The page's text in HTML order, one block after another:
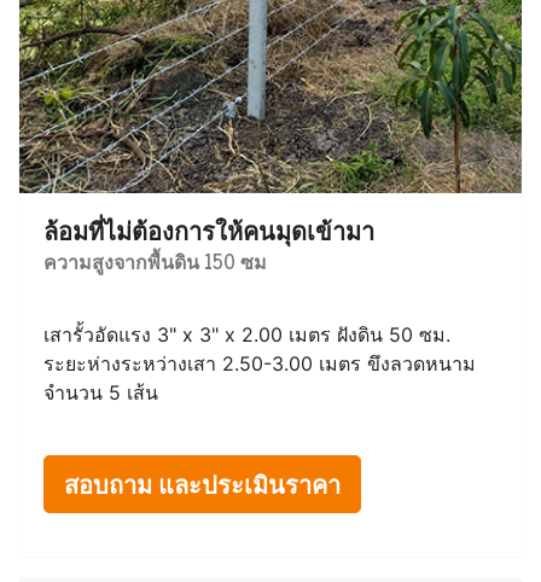
ล้อมที่ไม่ต้องการให้คนมุดเข้ามา
ความสูงจากพื้นดิน 150 ซม
เสารั้วอัดแรง 3" x 3" x 2.00 เมตร ฝังดิน 50 ซม.
ระยะห่างระหว่างเสา 2.50-3.00 เมตร ขึงลวดหนาม
จำนวน 5 เส้น
สอบถาม และประเมินราคา